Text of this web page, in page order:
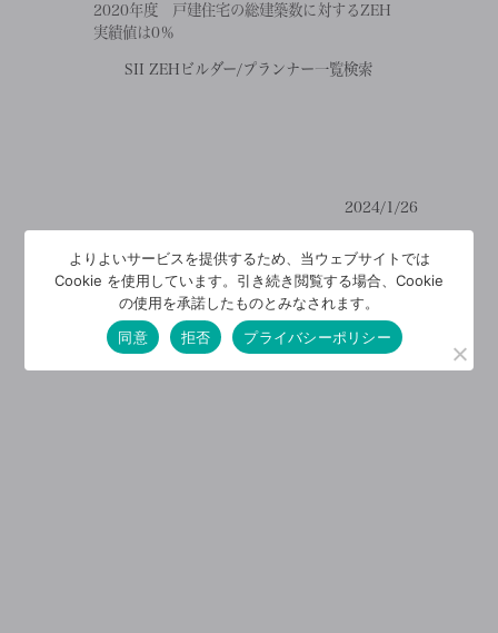
2020年度 戸建住宅の総建築数に対するZEH
実績値は0％
SII ZEHビルダー/プランナー一覧検索
2024/1/26
よりよいサービスを提供するため、当ウェブサイトでは
Cookie を使用しています。引き続き閲覧する場合、Cookie
の使用を承諾したものとみなされます。
同意
拒否 プライバシーポリシー